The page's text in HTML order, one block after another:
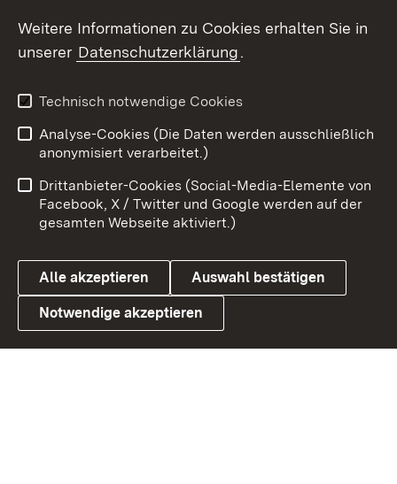
Social Wall
X / Twitter
Youtube
Link zum Landesportal
Benutzungshinweise
Barrierefreiheit
Datenschutz
Cookies
Weitere Informationen zu Cookies erhalten Sie in
unserer Datenschutzerklärung.
Technisch notwendige Cookies
Analyse-Cookies (Die Daten werden ausschließlich
anonymisiert verarbeitet.)
Drittanbieter-Cookies (Social-Media-Elemente von
Facebook, X / Twitter und Google werden auf der
gesamten Webseite aktiviert.)
Alle akzeptieren Auswahl bestätigen
Notwendige akzeptieren